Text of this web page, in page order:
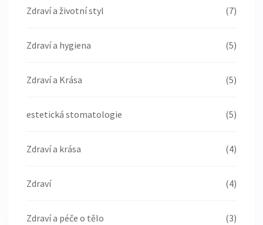
Zdraví a životní styl (7)
Zdraví a hygiena (5)
Zdraví a Krása (5)
estetická stomatologie (5)
Zdraví a krása (4)
Zdraví (4)
Zdraví a péče o tělo (3)